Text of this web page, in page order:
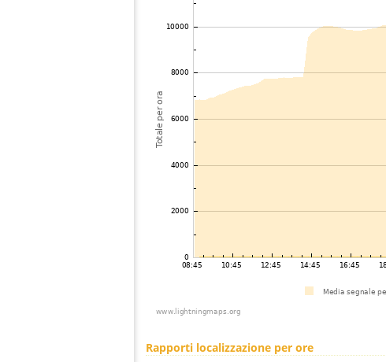
Rapporti localizzazione per ore